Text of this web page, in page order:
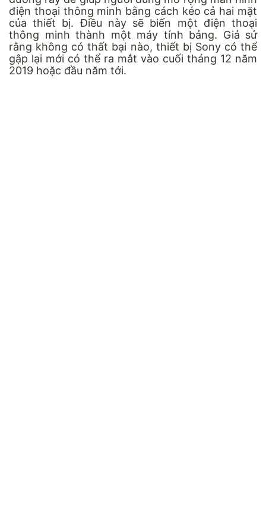
điện thoại thông minh bằng cách kéo cả hai mặt
của thiết bị. Điều này sẽ biến một điện thoại
thông minh thành một máy tính bảng. Giả sử
rằng không có thất bại nào, thiết bị Sony có thể
gập lại mới có thể ra mắt vào cuối tháng 12 năm
2019 hoặc đầu năm tới.